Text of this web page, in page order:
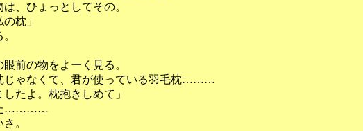
、ひょっとしてその。
枕」
前の物をよーく見る。
じゃなくて、君が使っている羽毛枕………
たよ。枕抱きしめて」
た…………
。